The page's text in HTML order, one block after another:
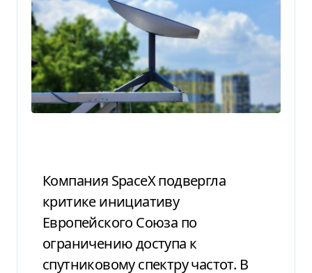
Компания SpaceX подвергла
критике инициативу
Европейского Союза по
ограничению доступа к
спутниковому спектру частот. В